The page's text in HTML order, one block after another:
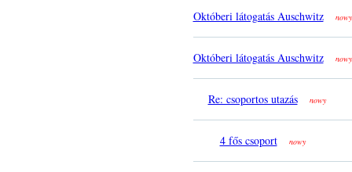
Októberi látogatás Auschwitz nowy
Októberi látogatás Auschwitz nowy
Re: csoportos utazás nowy
4 fős csoport nowy